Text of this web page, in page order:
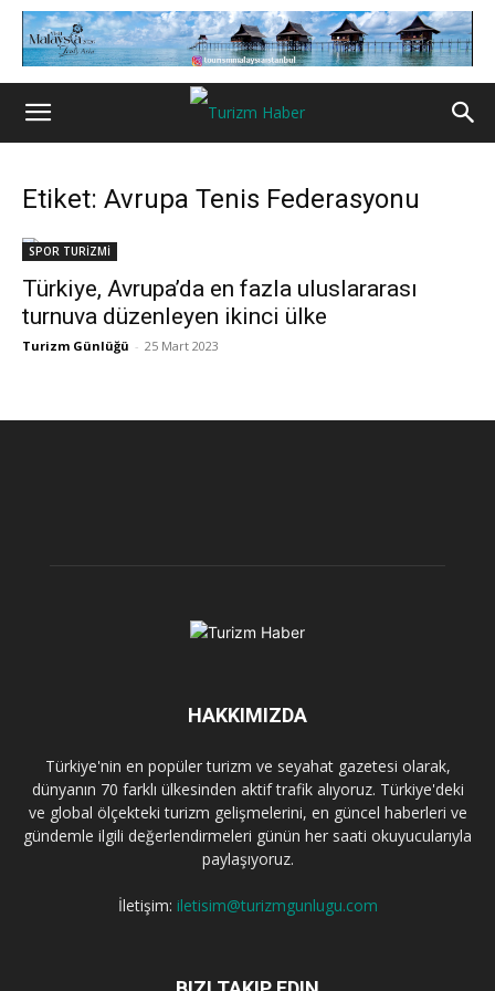
Etiket: Avrupa Tenis Federasyonu
SPOR TURİZMİ
Türkiye, Avrupa’da en fazla uluslararası
turnuva düzenleyen ikinci ülke
Turizm Günlüğü - 25 Mart 2023
HAKKIMIZDA
Türkiye'nin en popüler turizm ve seyahat gazetesi olarak,
dünyanın 70 farklı ülkesinden aktif trafik alıyoruz. Türkiye'deki
ve global ölçekteki turizm gelişmelerini, en güncel haberleri ve
gündemle ilgili değerlendirmeleri günün her saati okuyucularıyla
paylaşıyoruz.
İletişim: iletisim@turizmgunlugu.com